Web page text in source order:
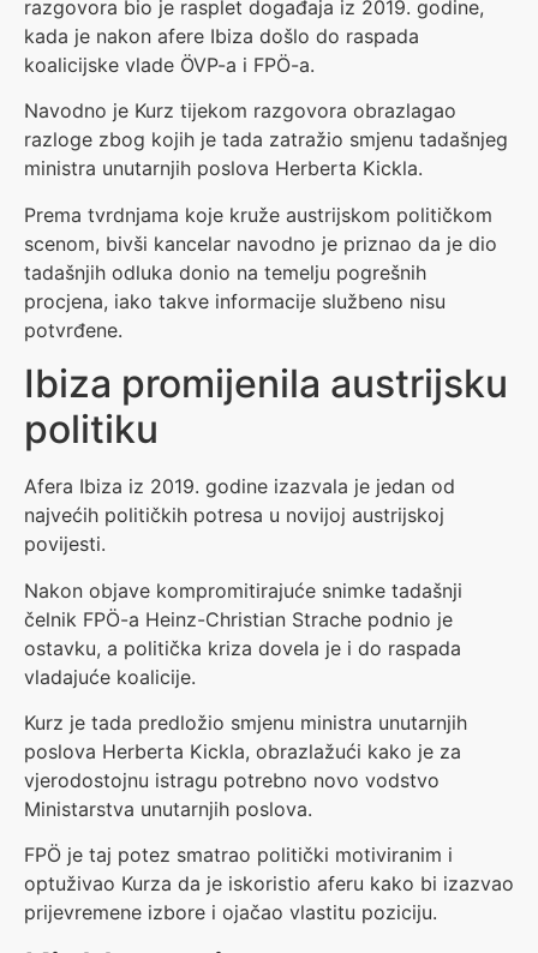
razgovora bio je rasplet događaja iz 2019. godine,
kada je nakon afere Ibiza došlo do raspada
koalicijske vlade ÖVP-a i FPÖ-a.
Navodno je Kurz tijekom razgovora obrazlagao
razloge zbog kojih je tada zatražio smjenu tadašnjeg
ministra unutarnjih poslova Herberta Kickla.
Prema tvrdnjama koje kruže austrijskom političkom
scenom, bivši kancelar navodno je priznao da je dio
tadašnjih odluka donio na temelju pogrešnih
procjena, iako takve informacije službeno nisu
potvrđene.
Ibiza promijenila austrijsku
politiku
Afera Ibiza iz 2019. godine izazvala je jedan od
najvećih političkih potresa u novijoj austrijskoj
povijesti.
Nakon objave kompromitirajuće snimke tadašnji
čelnik FPÖ-a Heinz-Christian Strache podnio je
ostavku, a politička kriza dovela je i do raspada
vladajuće koalicije.
Kurz je tada predložio smjenu ministra unutarnjih
poslova Herberta Kickla, obrazlažući kako je za
vjerodostojnu istragu potrebno novo vodstvo
Ministarstva unutarnjih poslova.
FPÖ je taj potez smatrao politički motiviranim i
optuživao Kurza da je iskoristio aferu kako bi izazvao
prijevremene izbore i ojačao vlastitu poziciju.